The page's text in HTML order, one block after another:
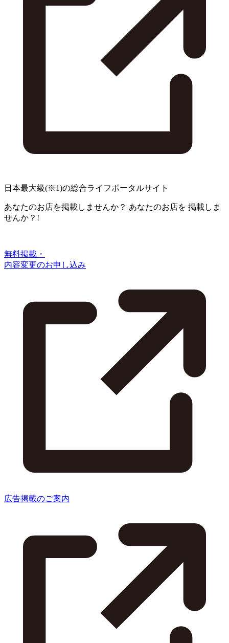
日本最大級(※1)の総合ライフポータルサイト
あなたのお店を掲載しませんか？ あなたのお店を 掲載しま
せんか？!
無料掲載・
内容変更のお申し込み
広告掲載のご案内